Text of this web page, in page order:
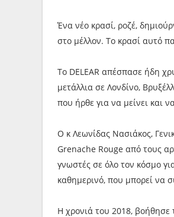
Ένα νέο κρασί, ροζέ,
στο μέλλον. To κρασί αυτό
Το DELEAR απέσπασε ήδη
μετάλλια σε Λονδίνο,
που ήρθε για να μείνει και
Ο κ Λεωνίδας Νασιάκος,
Grenache Rouge από τους
γνωστές σε όλο τον κόσμο
καθημερινό, που μπορεί να
Η χρονιά του 2018, βοήθησε